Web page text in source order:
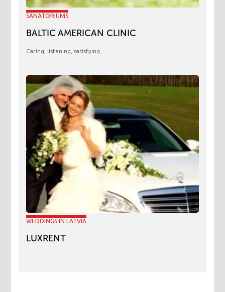
SANATORIUMS
BALTIC AMERICAN CLINIC
Caring, listening, satisfying…
WEDDINGS IN LATVIA
LUXRENT